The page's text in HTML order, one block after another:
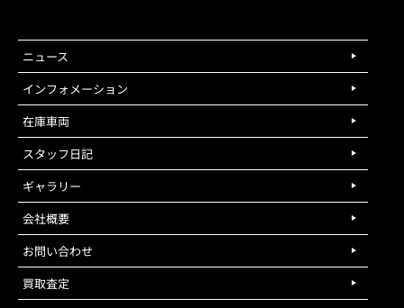
ニュース
インフォメーション
在庫車両
スタッフ日記
ギャラリー
会社概要
お問い合わせ
買取査定